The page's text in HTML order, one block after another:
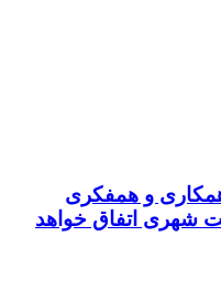
و همفکری
شهری اتفاق خواهد